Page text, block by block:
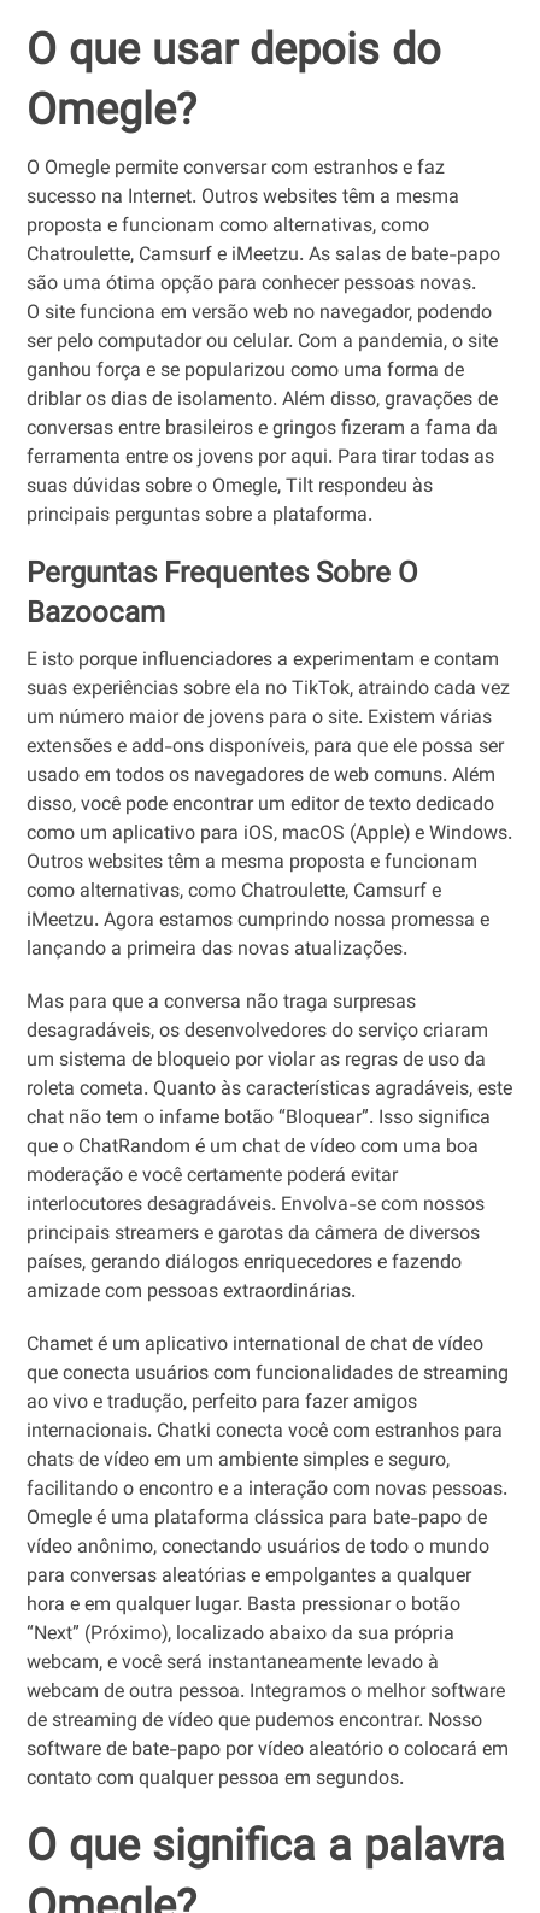
O que usar depois do
Omegle?
O Omegle permite conversar com estranhos e faz
sucesso na Internet. Outros websites têm a mesma
proposta e funcionam como alternativas, como
Chatroulette, Camsurf e iMeetzu. As salas de bate-papo
são uma ótima opção para conhecer pessoas novas.
O site funciona em versão web no navegador, podendo
ser pelo computador ou celular. Com a pandemia, o site
ganhou força e se popularizou como uma forma de
driblar os dias de isolamento. Além disso, gravações de
conversas entre brasileiros e gringos fizeram a fama da
ferramenta entre os jovens por aqui. Para tirar todas as
suas dúvidas sobre o Omegle, Tilt respondeu às
principais perguntas sobre a plataforma.
Perguntas Frequentes Sobre O
Bazoocam
E isto porque influenciadores a experimentam e contam
suas experiências sobre ela no TikTok, atraindo cada vez
um número maior de jovens para o site. Existem várias
extensões e add-ons disponíveis, para que ele possa ser
usado em todos os navegadores de web comuns. Além
disso, você pode encontrar um editor de texto dedicado
como um aplicativo para iOS, macOS (Apple) e Windows.
Outros websites têm a mesma proposta e funcionam
como alternativas, como Chatroulette, Camsurf e
iMeetzu. Agora estamos cumprindo nossa promessa e
lançando a primeira das novas atualizações.
Mas para que a conversa não traga surpresas
desagradáveis, os desenvolvedores do serviço criaram
um sistema de bloqueio por violar as regras de uso da
roleta cometa. Quanto às características agradáveis, este
chat não tem o infame botão “Bloquear”. Isso significa
que o ChatRandom é um chat de vídeo com uma boa
moderação e você certamente poderá evitar
interlocutores desagradáveis. Envolva-se com nossos
principais streamers e garotas da câmera de diversos
países, gerando diálogos enriquecedores e fazendo
amizade com pessoas extraordinárias.
Chamet é um aplicativo international de chat de vídeo
que conecta usuários com funcionalidades de streaming
ao vivo e tradução, perfeito para fazer amigos
internacionais. Chatki conecta você com estranhos para
chats de vídeo em um ambiente simples e seguro,
facilitando o encontro e a interação com novas pessoas.
Omegle é uma plataforma clássica para bate-papo de
vídeo anônimo, conectando usuários de todo o mundo
para conversas aleatórias e empolgantes a qualquer
hora e em qualquer lugar. Basta pressionar o botão
“Next” (Próximo), localizado abaixo da sua própria
webcam, e você será instantaneamente levado à
webcam de outra pessoa. Integramos o melhor software
de streaming de vídeo que pudemos encontrar. Nosso
software de bate-papo por vídeo aleatório o colocará em
contato com qualquer pessoa em segundos.
O que significa a palavra